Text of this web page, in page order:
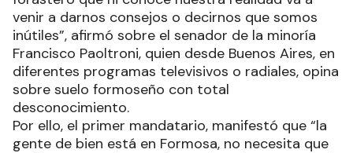
venir a darnos consejos o decirnos que somos
inútiles”, afirmó sobre el senador de la minoría
Francisco Paoltroni, quien desde Buenos Aires, en
diferentes programas televisivos o radiales, opina
sobre suelo formoseño con total
desconocimiento.
Por ello, el primer mandatario, manifestó que “la
gente de bien está en Formosa, no necesita que